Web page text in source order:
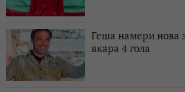
Геша намери нова
вкара 4 гола